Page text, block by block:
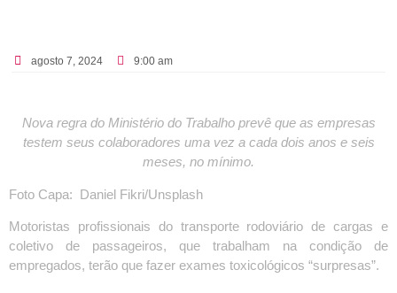
agosto 7, 2024 9:00 am
Nova regra do Ministério do Trabalho prevê que as empresas
testem seus colaboradores uma vez a cada dois anos e seis
meses, no mínimo.
Foto Capa: Daniel Fikri/Unsplash
Motoristas profissionais do transporte rodoviário de cargas e
coletivo de passageiros, que trabalham na condição de
empregados, terão que fazer exames toxicológicos “surpresas”.